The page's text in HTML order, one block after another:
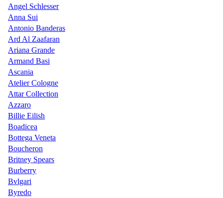
Angel Schlesser
Anna Sui
Antonio Banderas
Ard Al Zaafaran
Ariana Grande
Armand Basi
Ascania
Atelier Cologne
Attar Collection
Azzaro
Billie Eilish
Boadicea
Bottega Veneta
Boucheron
Britney Spears
Burberry
Bvlgari
Byredo